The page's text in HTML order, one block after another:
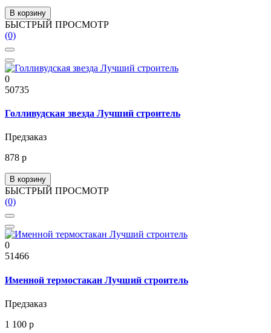
В корзину
БЫСТРЫЙ ПРОСМОТР
(0)
0
50735
Голливудская звезда Лучший строитель
Предзаказ
878 р
В корзину
БЫСТРЫЙ ПРОСМОТР
(0)
0
51466
Именной термостакан Лучший строитель
Предзаказ
1 100 р